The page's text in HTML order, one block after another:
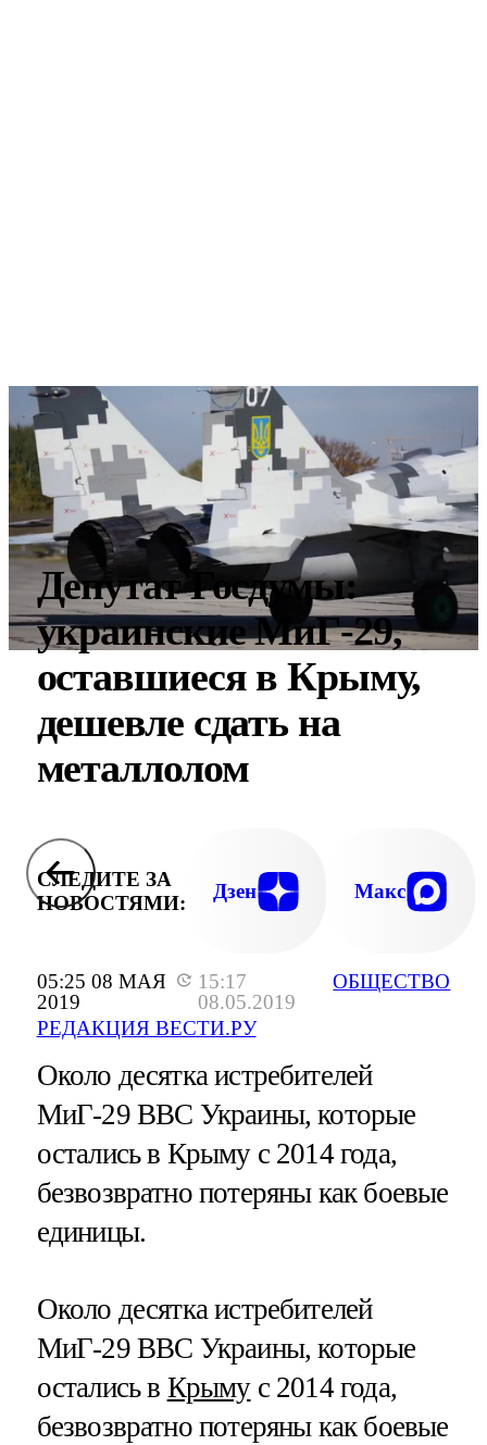
05:25 08 МАЯ
2019
15:17
08.05.2019
РЕДАКЦИЯ ВЕСТИ.РУ
ОБЩЕСТВО
Депутат Госдумы:
украинские МиГ-29,
оставшиеся в Крыму,
дешевле сдать на
металлолом
СЛЕДИТЕ ЗА
НОВОСТЯМИ:
Дзен Макс
Около десятка истребителей
МиГ-29 ВВС Украины, которые
остались в Крыму с 2014 года,
безвозвратно потеряны как боевые
единицы.
Около десятка истребителей
МиГ-29 ВВС Украины, которые
остались в Крымус 2014 года,
безвозвратно потеряны как боевые